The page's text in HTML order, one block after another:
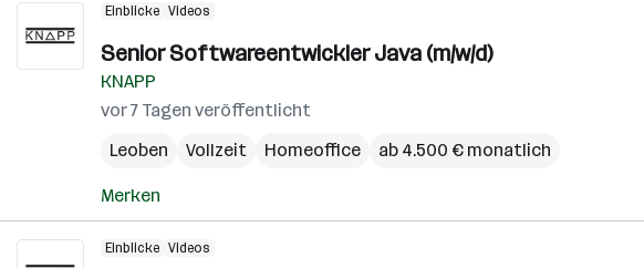
Einblicke Videos
Senior Softwareentwickler Java (m/w/d)
KNAPP
vor 7 Tagen veröffentlicht
Leoben
Vollzeit Homeoffice ab 4.500 € monatlich
Merken
Einblicke Videos